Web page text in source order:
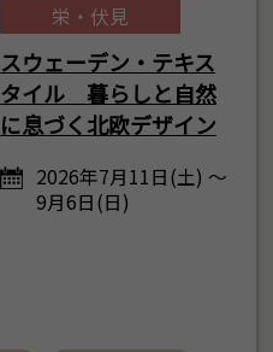
栄・伏見
スウェーデン・テキス
タイル 暮らしと自然
に息づく北欧デザイン
2026年7月11日(土) ～
9月6日(日)